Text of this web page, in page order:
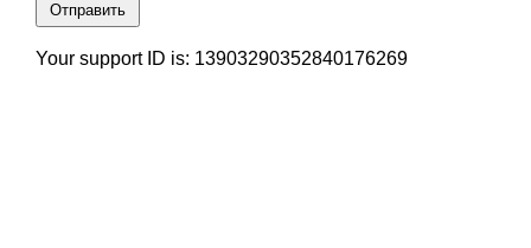
Отправить
Your support ID is: 13903290352840176269